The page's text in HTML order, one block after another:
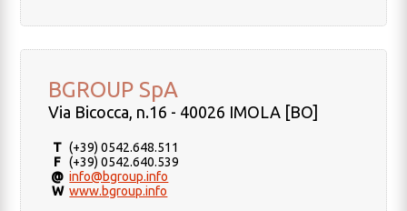
BGROUP SpA
Via Bicocca, n.16 - 40026 IMOLA [BO]
T (+39) 0542.648.511
F (+39) 0542.640.539
@ info@bgroup.info
W www.bgroup.info